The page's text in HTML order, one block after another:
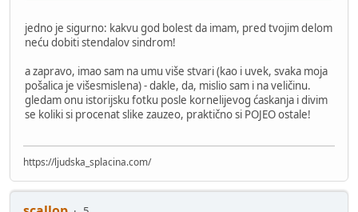
jedno je sigurno: kakvu god bolest da imam, pred tvojim delom
neću dobiti stendalov sindrom!
a zapravo, imao sam na umu više stvari (kao i uvek, svaka moja
pošalica je višesmislena) - dakle, da, mislio sam i na veličinu.
gledam onu istorijsku fotku posle kornelijevog ćaskanja i divim
se koliki si procenat slike zauzeo, praktično si POJEO ostale!
https://ljudska_splacina.com/